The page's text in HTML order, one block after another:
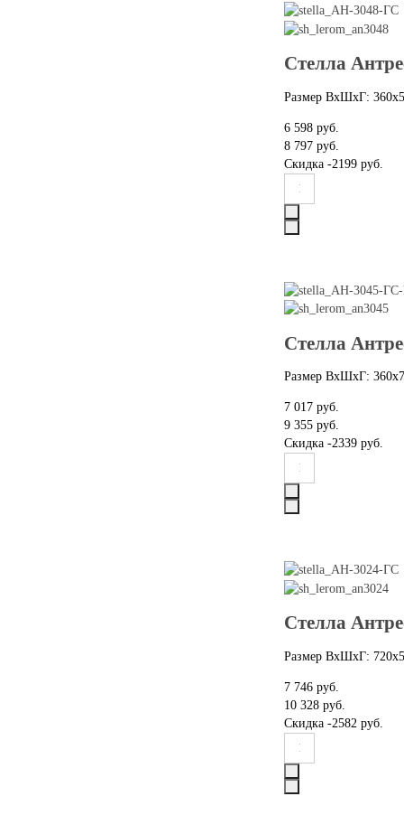
Стелла
Размер ВхШхГ:
6 598 руб.
8 797 руб.
Скидка -2199 руб.
Стелла
Размер ВхШхГ:
7 017 руб.
9 355 руб.
Скидка -2339 руб.
Стелла
Размер ВхШхГ:
7 746 руб.
10 328 руб.
Скидка -2582 руб.